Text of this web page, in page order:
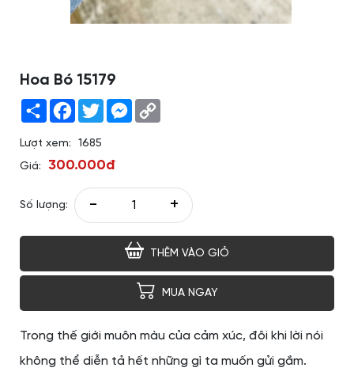
Hoa Bó 15179
Share Facebook
TwitterMessenger
Lượt xem:
1685
Giá:
300.000đ
Số lượng: - +
THÊM VÀO GIỎ
MUA NGAY
Trong thế giới muôn màu của cảm xúc, đôi khi lời nói
không thể diễn tả hết những gì ta muốn gửi gắm.